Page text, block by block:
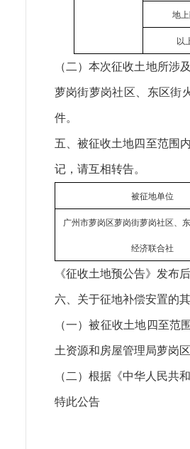
地
以
（二）本次征收土地所涉
萝岗街萝岗社区、东区街
件。
五、被征收土地四至范围
记，请互相转告。
被征地单位
广州市萝岗区萝岗街萝岗社区、
经济联合社
《征收土地预公告》发布
六、关于征地补偿安置的
（一）被征收土地四至范
土资源和房屋管理局萝岗区
（二）根据《中华人民共
特此公告